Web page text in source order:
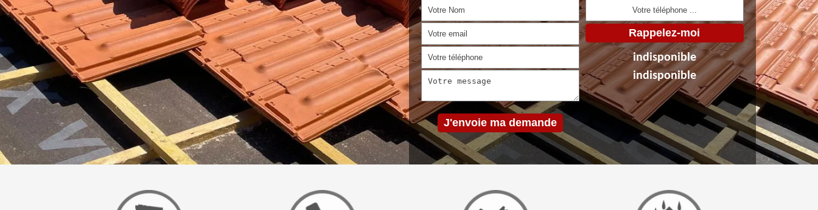
indisponible
indisponible